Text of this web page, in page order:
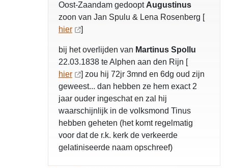
Oost-Zaandam gedoopt Augustinus
zoon van Jan Spulu & Lena Rosenberg [
hier
]
bij het overlijden van Martinus Spollu
22.03.1838 te Alphen aan den Rijn [
hier
] zou hij 72jr 3mnd en 6dg oud zijn
geweest... dan hebben ze hem exact 2
jaar ouder ingeschat en zal hij
waarschijnlijk in de volksmond Tinus
hebben geheten (het komt regelmatig
voor dat de r.k. kerk de verkeerde
gelatiniseerde naam opschreef)